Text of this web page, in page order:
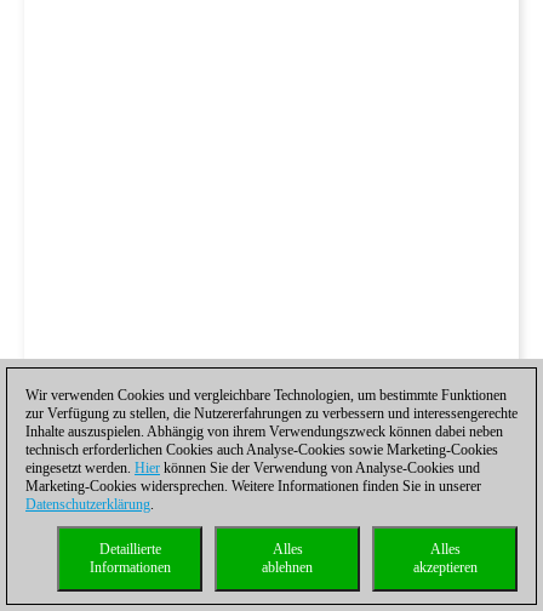
Wir verwenden Cookies und vergleichbare Technologien, um bestimmte Funktionen
zur Verfügung zu stellen, die Nutzererfahrungen zu verbessern und interessengerechte
Inhalte auszuspielen. Abhängig von ihrem Verwendungszweck können dabei neben
technisch erforderlichen Cookies auch Analyse-Cookies sowie Marketing-Cookies
eingesetzt werden. Hier können Sie der Verwendung von Analyse-Cookies und
Marketing-Cookies widersprechen. Weitere Informationen finden Sie in unserer
Datenschutzerklärung.
Alles
akzeptieren
Alles
ablehnen
Detaillierte
Informationen